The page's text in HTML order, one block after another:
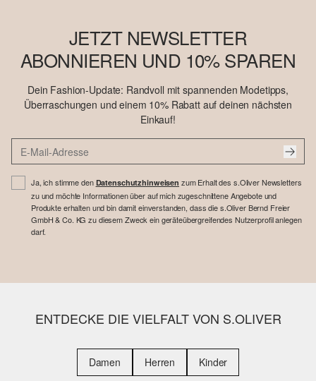
JETZT NEWSLETTER
ABONNIEREN UND 10% SPAREN
Dein Fashion-Update: Randvoll mit spannenden Modetipps,
Überraschungen und einem 10% Rabatt auf deinen nächsten
Einkauf!
Ja, ich stimme den Datenschutzhinweisen zum Erhalt des s.Oliver Newsletters
zu und möchte Informationen über auf mich zugeschnittene Angebote und
Produkte erhalten und bin damit einverstanden, dass die s.Oliver Bernd Freier
GmbH & Co. KG zu diesem Zweck ein geräteübergreifendes Nutzerprofil anlegen
darf.
ENTDECKE DIE VIELFALT VON S.OLIVER
Damen Herren Kinder